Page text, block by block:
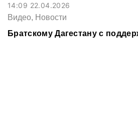
14:09 22.04.2026
Видео, Новости
Братскому Дагестану с